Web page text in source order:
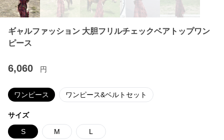
ギャルファッション 大胆フリルチェックベアトップワン
ピース
6,060 円
ワンピース ワンピース&ベルトセット
サイズ
S M L